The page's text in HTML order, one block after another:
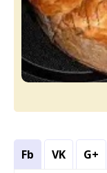
Fb VK G+